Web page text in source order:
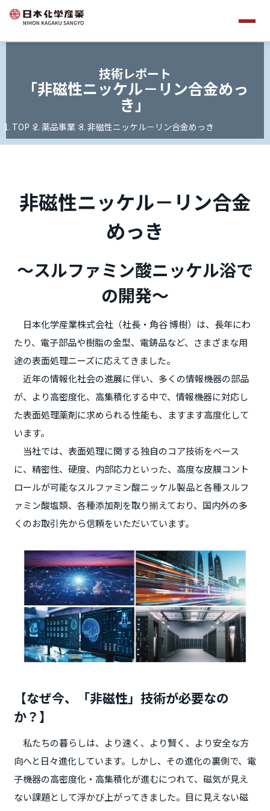
技術レポート
「非磁性ニッケル－リン合金めっ
き」
TOP 薬品事業 非磁性ニッケル－リン合金めっき
非磁性ニッケル－リン合金
めっき
～スルファミン酸ニッケル浴で
の開発～
日本化学産業株式会社（社長・角谷 博樹）は、長年にわ
たり、電子部品や樹脂の金型、電鋳品など、さまざまな用
途の表面処理ニーズに応えてきました。
近年の情報化社会の進展に伴い、多くの情報機器の部品
が、より高密度化、高集積化する中で、情報機器に対応し
た表面処理薬剤に求められる性能も、ますます高度化して
います。
当社では、表面処理に関する独自のコア技術をベース
に、精密性、硬度、内部応力といった、高度な皮膜コント
ロールが可能なスルファミン酸ニッケル製品と各種スルフ
ァミン酸塩類、各種添加剤を取り揃えており、国内外の多
くのお取引先から信頼をいただいています。
【なぜ今、「非磁性」技術が必要なの
か？】
私たちの暮らしは、より速く、より賢く、より安全な方
向へと日々進化しています。しかし、その進化の裏側で、電
子機器の高密度化・高集積化が進むにつれて、磁気が見え
ない課題として浮かび上がってきました。目に見えない磁